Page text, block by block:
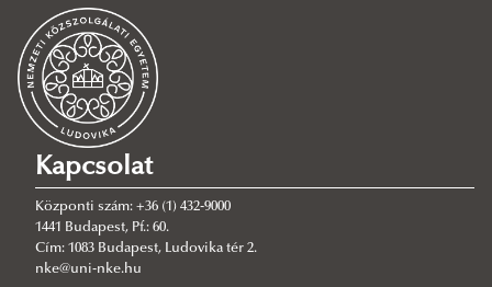
A vízgazdálkodás jövőjét írják
2026/08/06
Rendszeresség, mértékletesség, elfogadás – Gólyatábor 2026
2026/08/03
Az NKE energiatakarékossággal kapcsolatos átmeneti intézkedései
2026/08/03
A jó kormányzás érdeke, hogy mindenütt ugyanolyan szakmai
színvonalon működjék
2026/08/03
Még nem késő jelentkezni a KTI szakirányú továbbképzéseire
Kapcsolat
Központi szám: +36 (1) 432-9000
1441 Budapest, Pf.: 60.
Cím: 1083 Budapest, Ludovika tér 2.
nke@uni-nke.hu